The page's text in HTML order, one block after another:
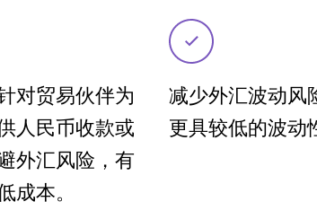
对贸易伙伴为
人民币收款或
外汇风险，有
本。
减少外汇波动风
更具较低的波动